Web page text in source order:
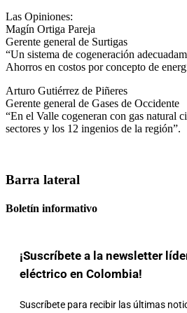
Las Opiniones:
Magín Ortiga Pareja
Gerente general de Surtigas
“Un sistema de cogeneración
Ahorros en costos por concepto de
Arturo Gutiérrez de Piñeres
Gerente general de Gases de Occidente
“En el Valle cogeneran con gas natural
sectores y los 12 ingenios de la región”.
Barra lateral
Boletín informativo
¡Suscríbete a la newsletter
eléctrico en Colombia!
Suscríbete para recibir las últimas